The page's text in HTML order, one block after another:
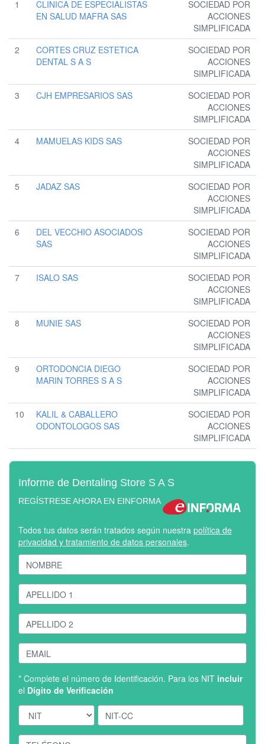
1
CLINICA DE ESPECIALISTAS
EN SALUD MAFRA SAS
SOCIEDAD POR
ACCIONES
SIMPLIFICADA
2
CORTES CRUZ ESTETICA
DENTAL S A S
SOCIEDAD POR
ACCIONES
SIMPLIFICADA
3
CJH EMPRESARIOS SAS
SOCIEDAD POR
ACCIONES
SIMPLIFICADA
4
MAMUELAS KIDS SAS
SOCIEDAD POR
ACCIONES
SIMPLIFICADA
5
JADAZ SAS
SOCIEDAD POR
ACCIONES
SIMPLIFICADA
6
DEL VECCHIO ASOCIADOS
SAS
SOCIEDAD POR
ACCIONES
SIMPLIFICADA
7
ISALO SAS
SOCIEDAD POR
ACCIONES
SIMPLIFICADA
8
MUNIE SAS
SOCIEDAD POR
ACCIONES
SIMPLIFICADA
9
ORTODONCIA DIEGO
MARIN TORRES S A S
SOCIEDAD POR
ACCIONES
SIMPLIFICADA
10
KALIL & CABALLERO
ODONTOLOGOS SAS
SOCIEDAD POR
ACCIONES
SIMPLIFICADA
Informe de Dentaling Store S A S
REGÍSTRESE AHORA EN EINFORMA
Todos tus datos serán tratados según nuestra política de
privacidad y tratamiento de datos personales.
* Complete el número de Identificación. Para los NIT incluir
el Dígito de Verificación